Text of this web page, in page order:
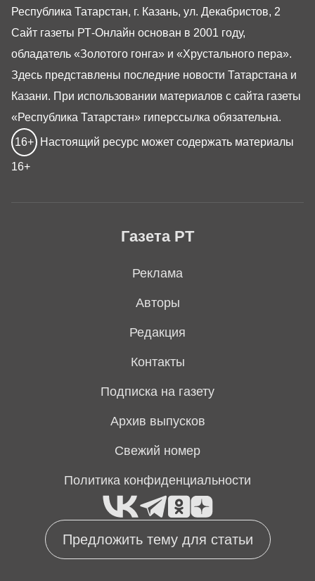
Предложить тему для статьи
Газета РТ
Реклама
Авторы
Редакция
Контакты
Подписка на газету
Архив выпусков
Свежий номер
Политика конфиденциальности
Республика Татарстан, г. Казань, ул. Декабристов, 2
Сайт газеты РТ-Онлайн основан в 2001 году,
обладатель «Золотого гонга» и «Хрустального пера».
Здесь представлены последние новости Татарстана и
Казани. При использовании материалов с сайта газеты
«Республика Татарстан» гиперссылка обязательна.
16+ Настоящий ресурс может содержать материалы
16+